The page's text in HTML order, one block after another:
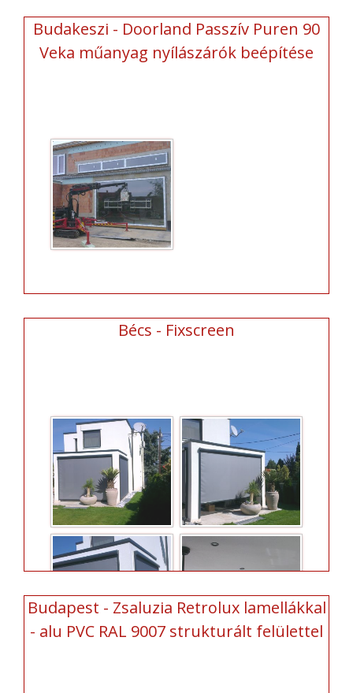
Budakeszi - Doorland Passzív Puren 90
Veka műanyag nyílászárók beépítése
Bécs - Fixscreen
Budapest - Zsaluzia Retrolux lamellákkal
- alu PVC RAL 9007 strukturált felülettel